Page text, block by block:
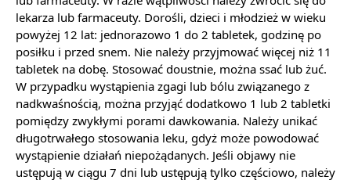
lekarza lub farmaceuty. Dorośli, dzieci i młodzież w wieku
powyżej 12 lat: jednorazowo 1 do 2 tabletek, godzinę po
posiłku i przed snem. Nie należy przyjmować więcej niż 11
tabletek na dobę. Stosować doustnie, można ssać lub żuć.
W przypadku wystąpienia zgagi lub bólu związanego z
nadkwaśnością, można przyjąć dodatkowo 1 lub 2 tabletki
pomiędzy zwykłymi porami dawkowania. Należy unikać
długotrwałego stosowania leku, gdyż może powodować
wystąpienie działań niepożądanych. Jeśli objawy nie
ustępują w ciągu 7 dni lub ustępują tylko częściowo, należy